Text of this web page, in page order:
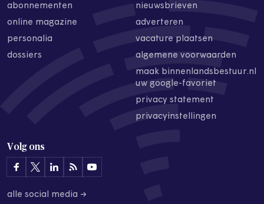
abonnementen
online magazine
personalia
dossiers
nieuwsbrieven
adverteren
vacature plaatsen
algemene voorwaarden
maak binnenlandsbestuur.nl
uw google-favoriet
privacy statement
privacyinstellingen
Volg ons
alle social media →